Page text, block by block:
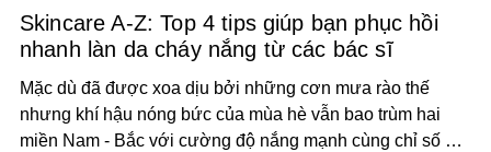
Skincare A-Z: Top 4 tips giúp bạn phục hồi
nhanh làn da cháy nắng từ các bác sĩ
Mặc dù đã được xoa dịu bởi những cơn mưa rào thế
nhưng khí hậu nóng bức của mùa hè vẫn bao trùm hai
miền Nam - Bắc với cường độ nắng mạnh cùng chỉ số UV